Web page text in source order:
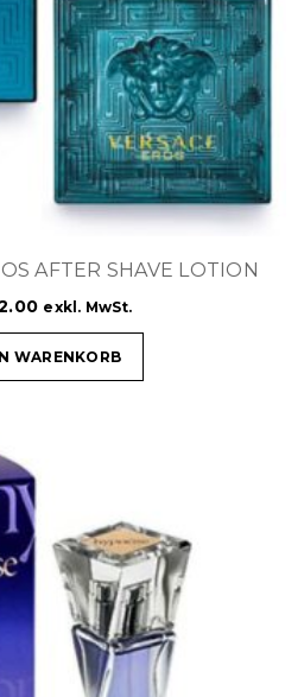
AFTER SHAVE LOTION
exkl. MwSt.
WARENKORB